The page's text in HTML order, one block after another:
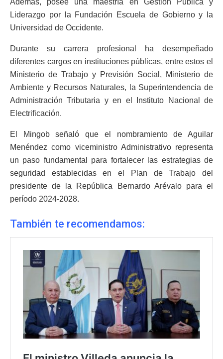
Además, posee una maestría en Gestión Pública y
Liderazgo por la Fundación Escuela de Gobierno y la
Universidad de Occidente.
Durante su carrera profesional ha desempeñado
diferentes cargos en instituciones públicas, entre estos el
Ministerio de Trabajo y Previsión Social, Ministerio de
Ambiente y Recursos Naturales, la Superintendencia de
Administración Tributaria y en el Instituto Nacional de
Electrificación.
El Mingob señaló que el nombramiento de Aguilar
Menéndez como viceministro Administrativo representa
un paso fundamental para fortalecer las estrategias de
seguridad establecidas en el Plan de Trabajo del
presidente de la República Bernardo Arévalo para el
período 2024-2028.
También te recomendamos: